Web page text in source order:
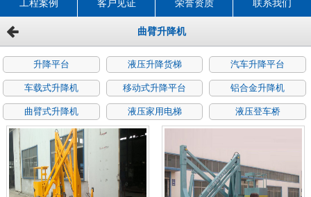
工程案例 客户见证 荣誉资质 联系我们
曲臂升降机
升降平台 液压升降货梯 汽车升降平台
车载式升降机 移动式升降平台 铝合金升降机
曲臂式升降机 液压家用电梯 液压登车桥